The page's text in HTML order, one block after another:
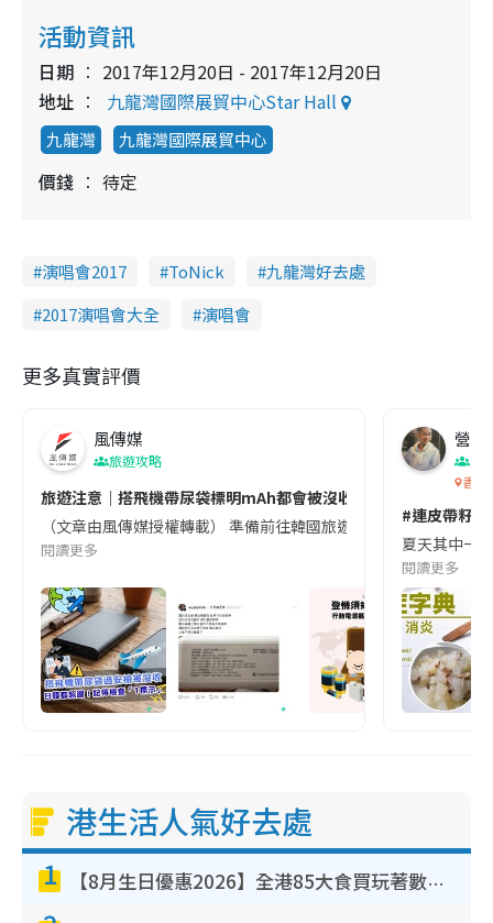
活動資訊
日期
2017年12月20日 - 2017年12月20日
地址
九龍灣國際展貿中心Star Hall
九龍灣 九龍灣國際展貿中心
價錢 待定
演唱會2017 ToNick
九龍灣好去處
2017演唱會大全
演唱會
更多真實評價
風傳媒
旅遊攻略
旅遊注意｜搭飛機帶尿袋標明mAh都會被沒收😱出發前切記檢查
（文章由風傳媒授權轉載） 準備前往韓國旅遊的民眾，近期要
閱讀更多
營養
香港
#連皮帶籽
夏天其中一
閱讀更多
港生活人氣好去處
1 【8月生日優惠2026】全港85大食買玩著數攻略 自助餐/火鍋放題同行免費＋誠品/DONKI送現金券